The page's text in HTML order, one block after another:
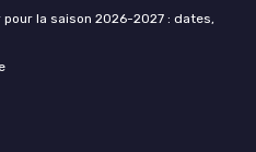
la saison 2026-2027 : dates,